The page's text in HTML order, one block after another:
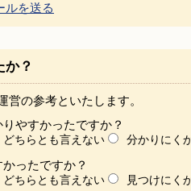
ルを送る
か？
営の参考といたします。
やすかったですか？
どちらとも言えない 分かりにく
ったですか？
どちらとも言えない 見つけにく